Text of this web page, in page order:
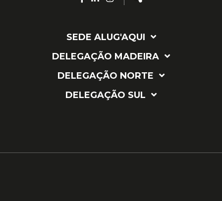
SEDE ALUG'AQUI
DELEGAÇÃO MADEIRA
DELEGAÇÃO NORTE
DELEGAÇÃO SUL